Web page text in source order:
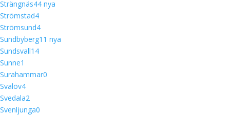
Strängnäs44 nya
Strömstad4
Strömsund4
Sundbyberg1 1 nya
Sundsvall14
Sunne1
Surahammar0
Svalöv4
Svedala2
Svenljunga0